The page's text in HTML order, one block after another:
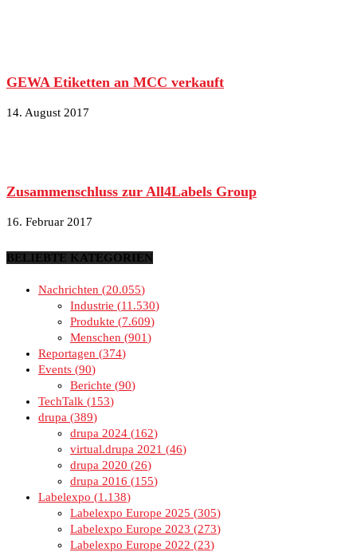
GEWA Etiketten an MCC verkauft
14. August 2017
Zusammenschluss zur All4Labels Group
16. Februar 2017
BELIEBTE KATEGORIEN
Nachrichten
20.055
Industrie
11.530
Produkte
7.609
Menschen
901
Reportagen
374
Events 90
Berichte
90
TechTalk
153
drupa
389
drupa 2024
162
virtual.drupa 2021
46
drupa 2020
26
drupa 2016
155
Labelexpo
1.138
Labelexpo Europe 2025
305
Labelexpo Europe 2023
273
Labelexpo Europe 2022
23